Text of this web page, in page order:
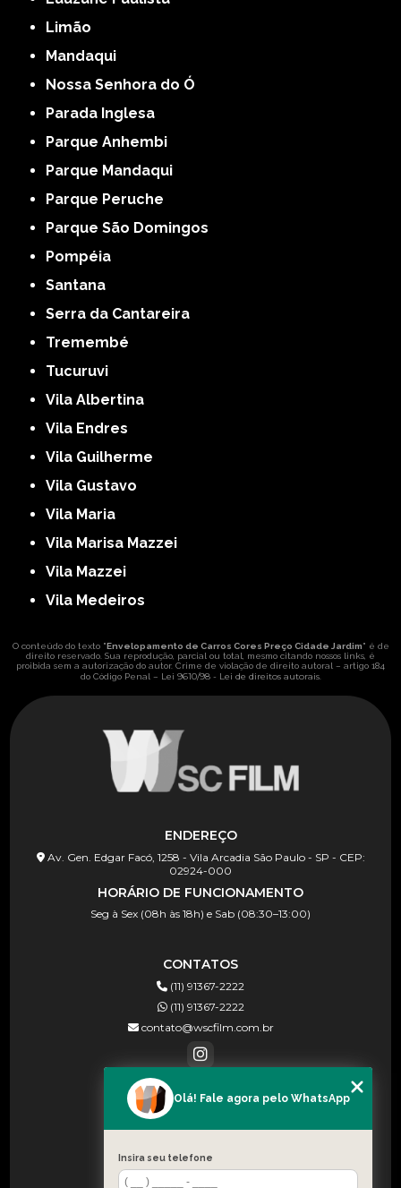
Limão
Mandaqui
Nossa Senhora do Ó
Parada Inglesa
Parque Anhembi
Parque Mandaqui
Parque Peruche
Parque São Domingos
Pompéia
Santana
Serra da Cantareira
Tremembé
Tucuruvi
Vila Albertina
Vila Endres
Vila Guilherme
Vila Gustavo
Vila Maria
Vila Marisa Mazzei
Vila Mazzei
Vila Medeiros
O conteúdo do texto "Envelopamento de Carros Cores Preço Cidade Jardim" é de
direito reservado. Sua reprodução, parcial ou total, mesmo citando nossos links, é
proibida sem a autorização do autor. Crime de violação de direito autoral – artigo 184
do Código Penal – Lei 9610/98 - Lei de direitos autorais.
ENDEREÇO
Av. Gen. Edgar Facó, 1258 - Vila Arcadia São Paulo - SP - CEP:
02924-000
HORÁRIO DE FUNCIONAMENTO
Seg à Sex (08h às 18h) e Sab (08:30–13:00)
CONTATOS
(11) 91367-2222
(11) 91367-2222
contato@wscfilm.com.br
MENU
HOME
Olá! Fale agora pelo WhatsApp
Insira seu telefone